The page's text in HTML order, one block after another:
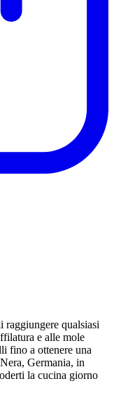
raggiungere qualsiasi
e alle mole
fino a ottenere una
Germania, in
la cucina giorno